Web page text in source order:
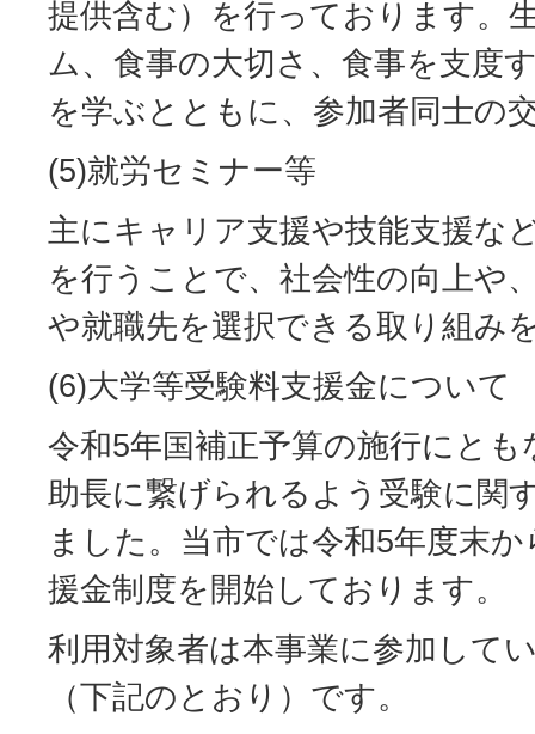
提供含む）を行っております。
ム、食事の大切さ、食事を支度
を学ぶとともに、参加者同士の
(5)就労セミナー等
主にキャリア支援や技能支援な
を行うことで、社会性の向上や
や就職先を選択できる取り組み
(6)大学等受験料支援金について
令和5年国補正予算の施行にと
助長に繋げられるよう受験に関
ました。当市では令和5年度末
援金制度を開始しております。
利用対象者は本事業に参加して
（下記のとおり）です。